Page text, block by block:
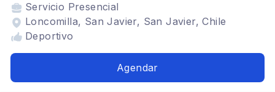
Servicio Presencial
Loncomilla, San Javier, San Javier, Chile
Deportivo
Agendar